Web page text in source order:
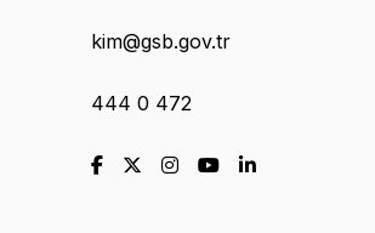
kim@gsb.gov.tr
444 0 472